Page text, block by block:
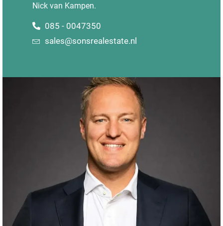
Nick van Kampen.
085 - 0047350
sales@sonsrealestate.nl